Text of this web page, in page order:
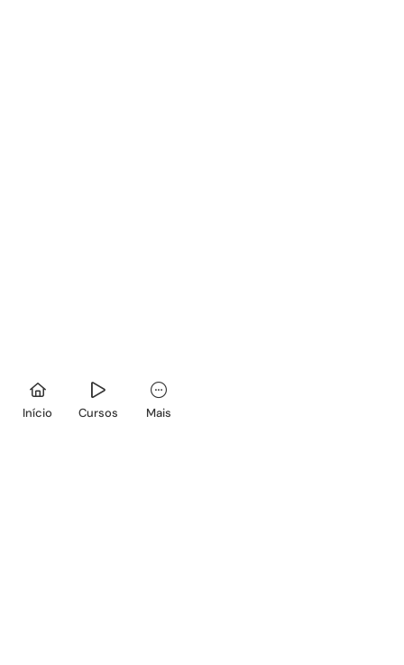
Início Cursos Mais